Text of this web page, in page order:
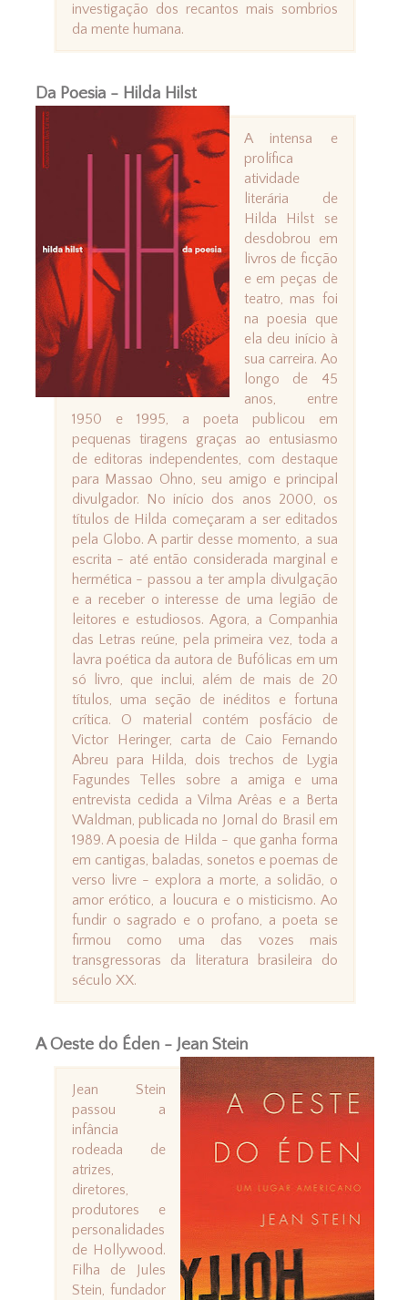
investigação dos recantos mais sombrios
da mente humana.
Da Poesia - Hilda Hilst
A intensa e
prolífica
atividade
literária de
Hilda Hilst se
desdobrou em
livros de ficção
e em peças de
teatro, mas foi
na poesia que
ela deu início à
sua carreira. Ao
longo de 45
anos, entre
1950 e 1995, a poeta publicou em
pequenas tiragens graças ao entusiasmo
de editoras independentes, com destaque
para Massao Ohno, seu amigo e principal
divulgador. No início dos anos 2000, os
títulos de Hilda começaram a ser editados
pela Globo. A partir desse momento, a sua
escrita - até então considerada marginal e
hermética - passou a ter ampla divulgação
e a receber o interesse de uma legião de
leitores e estudiosos. Agora, a Companhia
das Letras reúne, pela primeira vez, toda a
lavra poética da autora de Bufólicas em um
só livro, que inclui, além de mais de 20
títulos, uma seção de inéditos e fortuna
crítica. O material contém posfácio de
Victor Heringer, carta de Caio Fernando
Abreu para Hilda, dois trechos de Lygia
Fagundes Telles sobre a amiga e uma
entrevista cedida a Vilma Arêas e a Berta
Waldman, publicada no Jornal do Brasil em
1989. A poesia de Hilda - que ganha forma
em cantigas, baladas, sonetos e poemas de
verso livre - explora a morte, a solidão, o
amor erótico, a loucura e o misticismo. Ao
fundir o sagrado e o profano, a poeta se
firmou como uma das vozes mais
transgressoras da literatura brasileira do
século XX.
A Oeste do Éden - Jean Stein
Jean Stein
passou a
infância
rodeada de
atrizes,
diretores,
produtores e
personalidades
de Hollywood.
Filha de Jules
Stein, fundador